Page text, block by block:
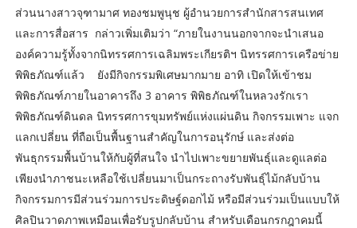
ส่วนนางสาวจุฑามาศ ทองชมพูนุช ผู้อำนวยการสำนักสารสนเทศ
และการสื่อสาร กล่าวเพิ่มเติมว่า “ภายในงานนอกจากจะนำเสนอ
องค์ความรู้ทั้งจากนิทรรศการเฉลิมพระเกียรติฯ นิทรรศการเครือข่าย
พิพิธภัณฑ์แล้ว ยังมีกิจกรรมพิเศษมากมาย อาทิ เปิดให้เข้าชม
พิพิธภัณฑ์ภายในอาคารถึง 3 อาคาร พิพิธภัณฑ์ในหลวงรักเรา
พิพิธภัณฑ์ดินดล นิทรรศการขุมทรัพย์แห่งแผ่นดิน กิจกรรมเพาะ แจก
แลกเปลี่ยน ที่ถือเป็นพื้นฐานสำคัญในการอนุรักษ์ และส่งต่อ
พันธุกรรมพื้นบ้านให้กับผู้ที่สนใจ นำไปเพาะขยายพันธุ์และดูแลต่อ
เพียงนำภาชนะเหลือใช้เปลี่ยนมาเป็นกระถางรับพันธุ์ไม้กลับบ้าน
กิจกรรมการมีส่วนร่วมการประดิษฐ์ดอกไม้ หรือมีส่วนร่วมเป็นแบบให้
ศิลปินวาดภาพเหมือนเพื่อรับรูปกลับบ้าน สำหรับเดือนกรกฎาคมนี้